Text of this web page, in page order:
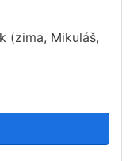
(zima, Mikuláš,